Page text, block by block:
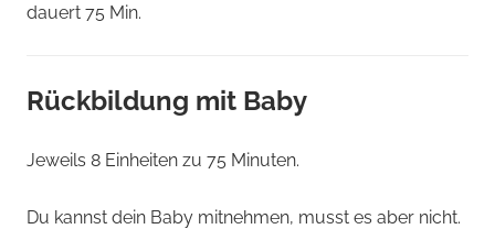
dauert 75 Min.
Rückbildung mit Baby
Jeweils 8 Einheiten zu 75 Minuten.
Du kannst dein Baby mitnehmen, musst es aber nicht.